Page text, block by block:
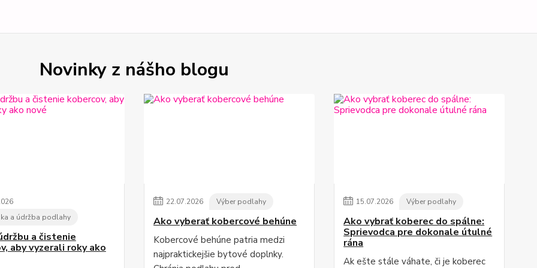
Novinky z nášho blogu
a údržba podlahy
a čistenie
aby vyzerali roky ako
22.07.2026 Výber podlahy
Ako vyberať kobercové behúne
Kobercové behúne patria medzi
najpraktickejšie bytové doplnky.
15.07.2026 Výber podlahy
Ako vybrať koberec do spálne:
Sprievodca pre dokonale útulné
rána
Ak ešte stále váhate, či je koberec